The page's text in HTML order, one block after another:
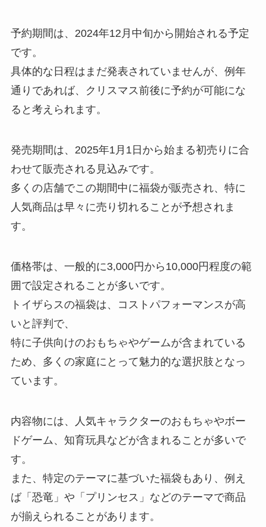
予約期間は、2024年12月中旬から開始される予定
です。
具体的な日程はまだ発表されていませんが、例年
通りであれば、クリスマス前後に予約が可能にな
ると考えられます。
発売期間は、2025年1月1日から始まる初売りに合
わせて販売される見込みです。
多くの店舗でこの期間中に福袋が販売され、特に
人気商品は早々に売り切れることが予想されま
す。
価格帯は、一般的に3,000円から10,000円程度の範
囲で設定されることが多いです。
トイザらスの福袋は、コストパフォーマンスが高
いと評判で、
特に子供向けのおもちゃやゲームが含まれている
ため、多くの家庭にとって魅力的な選択肢となっ
ています。
内容物には、人気キャラクターのおもちゃやボー
ドゲーム、知育玩具などが含まれることが多いで
す。
また、特定のテーマに基づいた福袋もあり、例え
ば「恐竜」や「プリンセス」などのテーマで商品
が揃えられることがあります。